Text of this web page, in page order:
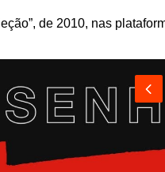
de 2010, nas